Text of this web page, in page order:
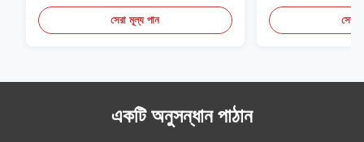
সেরা মূল্য পান সেরা
একটি অনুসন্ধান পাঠান